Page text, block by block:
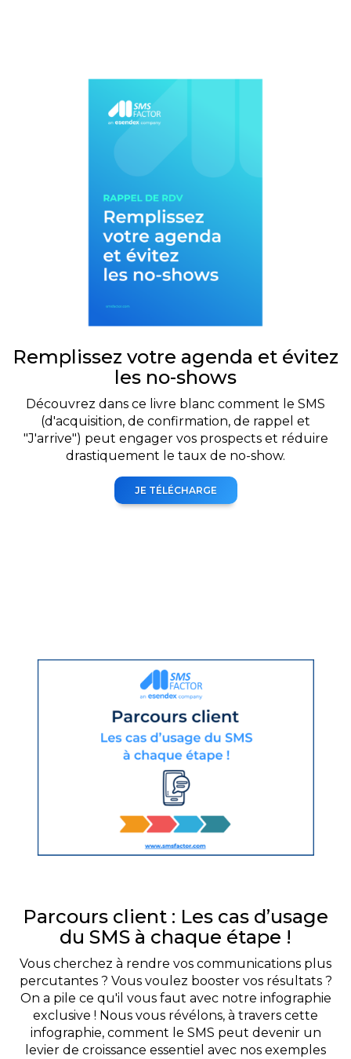
Remplissez votre agenda et évitez
les no-shows
Découvrez dans ce livre blanc comment le SMS
(d'acquisition, de confirmation, de rappel et
"J'arrive") peut engager vos prospects et réduire
drastiquement le taux de no-show.
JE TÉLÉCHARGE
Parcours client : Les cas d’usage
du SMS à chaque étape !
Vous cherchez à rendre vos communications plus
percutantes ? Vous voulez booster vos résultats ?
On a pile ce qu'il vous faut avec notre infographie
exclusive ! Nous vous révélons, à travers cette
infographie, comment le SMS peut devenir un
levier de croissance essentiel avec nos exemples